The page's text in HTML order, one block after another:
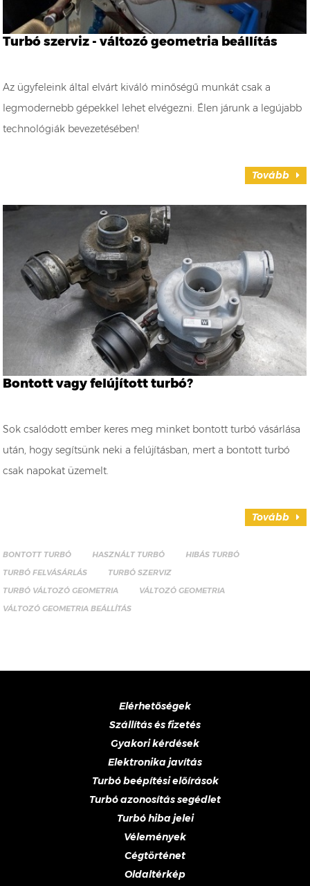
Turbó szerviz - változó geometria beállítás
Az ügyfeleink által elvárt kiváló minőségű munkát csak a
legmodernebb gépekkel lehet elvégezni. Élen járunk a legújabb
technológiák bevezetésében!
Tovább
Bontott vagy felújított turbó?
Sok csalódott ember keres meg minket bontott turbó vásárlása
után, hogy segítsünk neki a felújításban, mert a bontott turbó
csak napokat üzemelt.
Tovább
BONTOTT TURBÓ HASZNÁLT TURBÓ
HIBÁS TURBÓ
TURBÓ FELVÁSÁRLÁS
TURBÓ SZERVIZ
TURBÓ VÁLTOZÓ GEOMETRIA
VÁLTOZÓ GEOMETRIA
VÁLTOZÓ GEOMETRIA BEÁLLÍTÁS
Elérhetőségek
Szállítás és fizetés
Gyakori kérdések
Elektronika javítás
Turbó beépítési előírások
Turbó azonosítás segédlet
Turbó hiba jelei
Vélemények
Cégtörténet
Oldaltérkép